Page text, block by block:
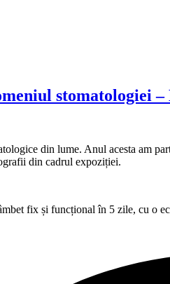
stomatologiei
din lume. Anul acesta am
din cadrul expoziției.
fix și funcțional în 5 zile, cu o